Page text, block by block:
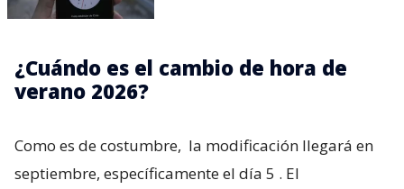
¿Cuándo es el cambio de hora de
verano 2026?
Como es de costumbre, la modificación llegará en
septiembre, específicamente el día 5 . El